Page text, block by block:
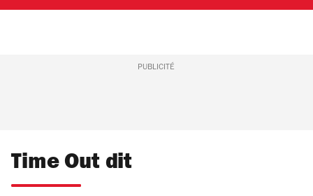
PUBLICITÉ
Time Out dit